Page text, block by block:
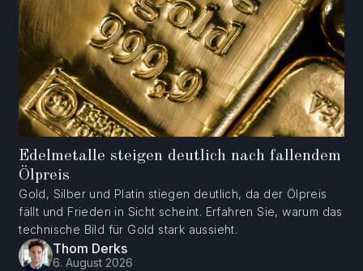
Edelmetalle steigen deutlich nach fallendem
Ölpreis
Gold, Silber und Platin stiegen deutlich, da der Ölpreis
fällt und Frieden in Sicht scheint. Erfahren Sie, warum das
technische Bild für Gold stark aussieht.
Thom Derks
6. August 2026